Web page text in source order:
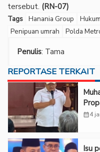
tersebut. (RN-07)
Tags Hanania Group Hukum
Penipuan umrah
Polda
Penulis: Tama
REPORTASE TERKAIT
dan
calendar_month4
Isu